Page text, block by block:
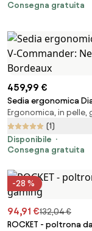
Consegna gratuita
459,99 €
Sedia ergonomica
Commander: Nero e
Ergonomica, in pelle,
(1)
Disponibile
Consegna gratuita
-28 %
94,91 €132,04 €
ROCKET - poltrona